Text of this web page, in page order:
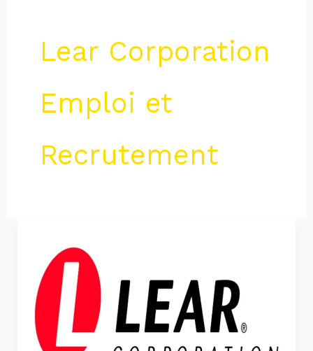
Lear Corporation
Emploi et
Recrutement
Corporation
recrute
24
profils